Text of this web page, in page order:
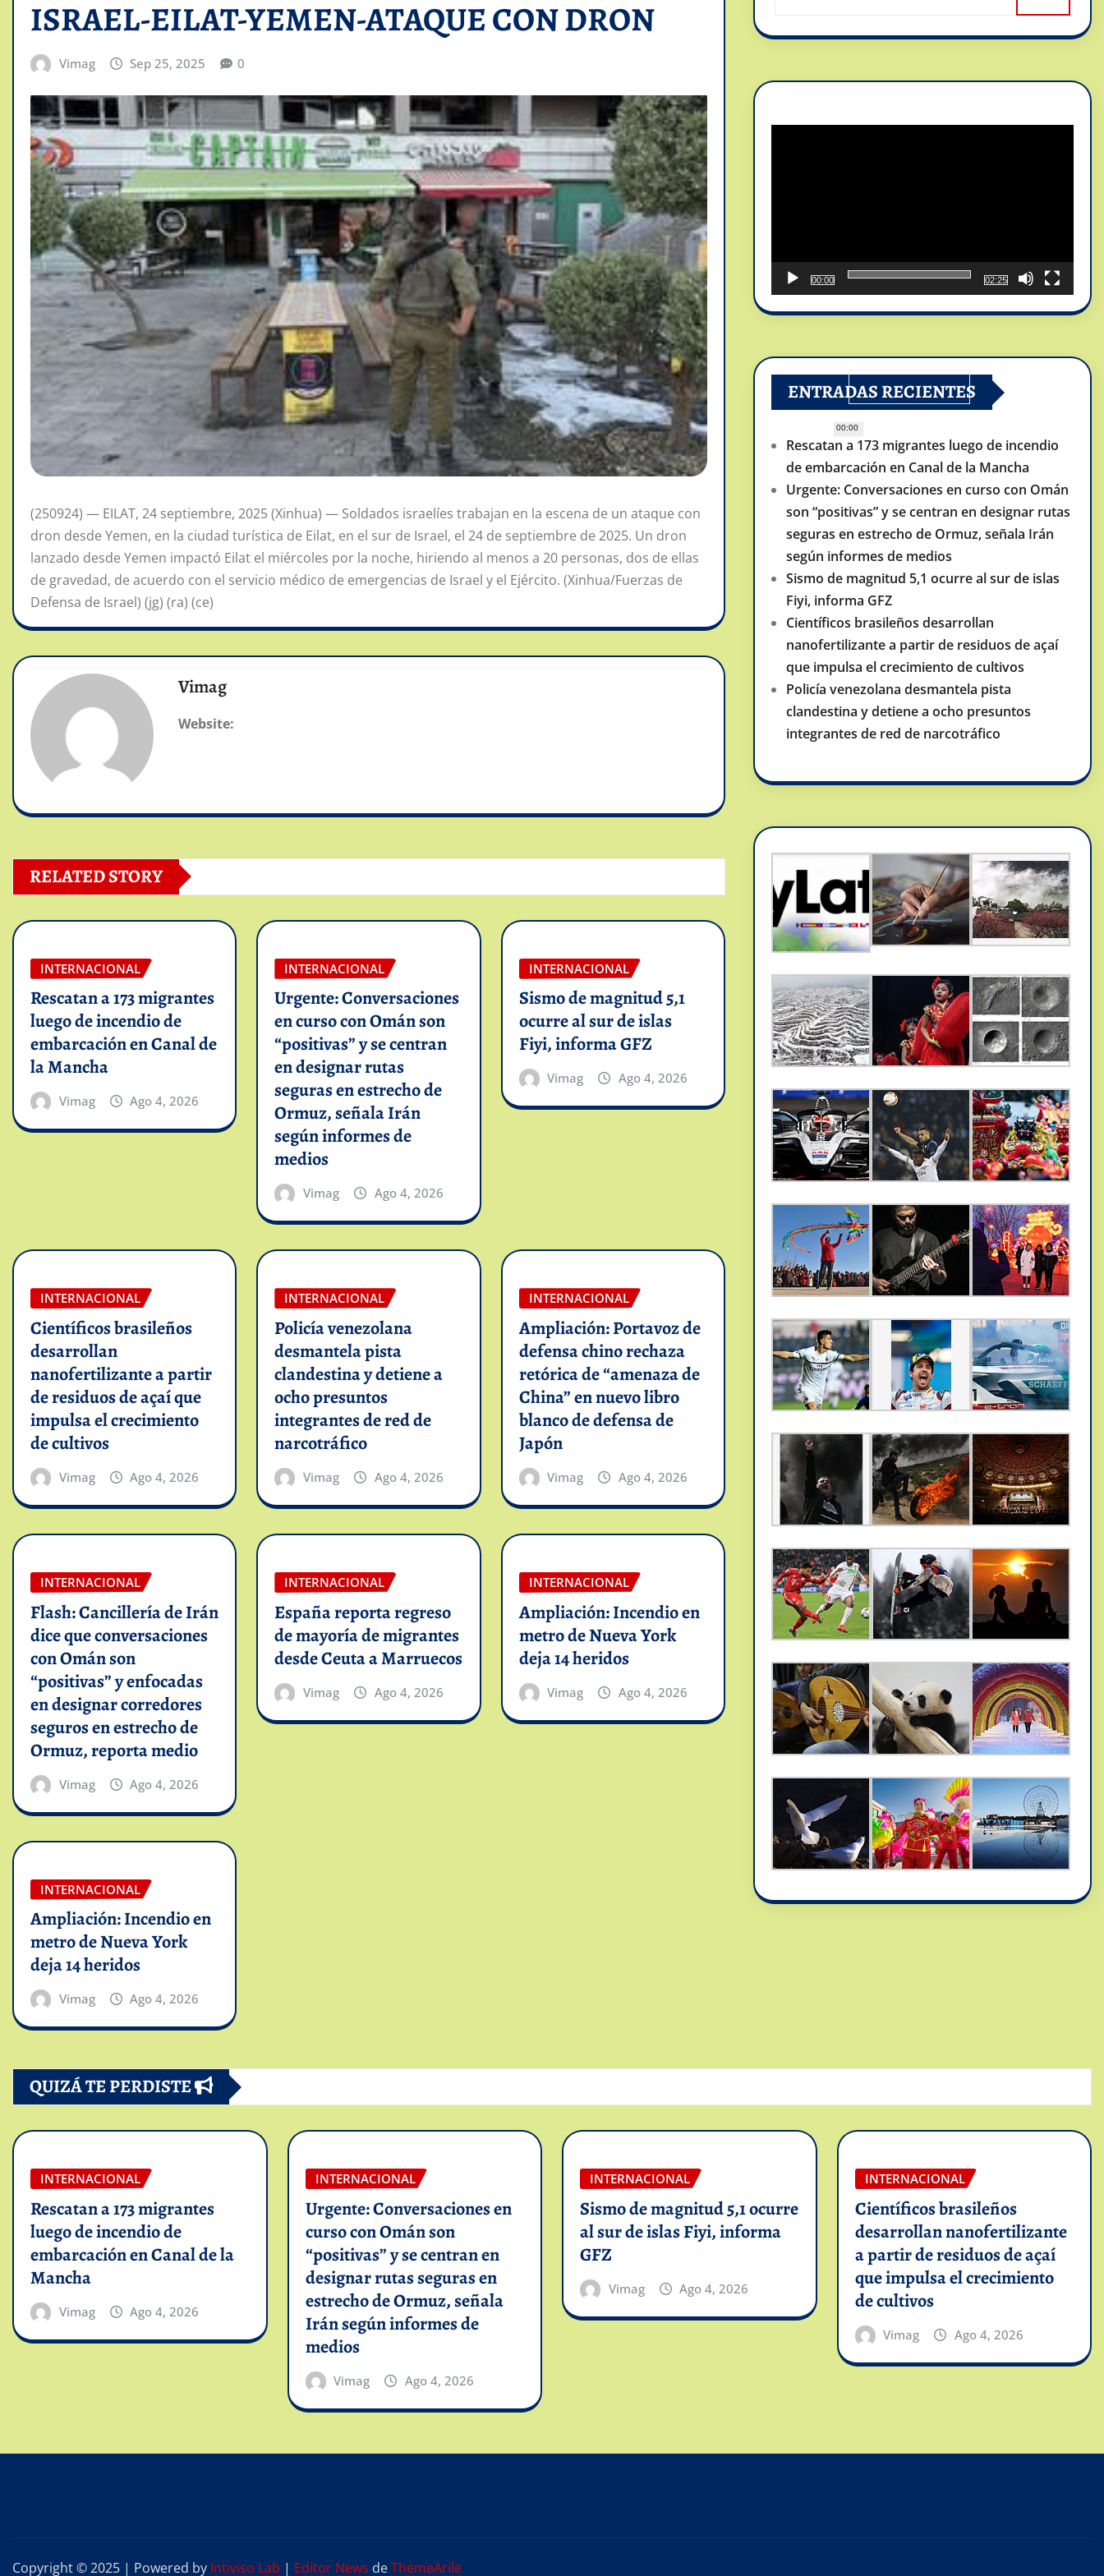
ISRAEL-EILAT-YEMEN-ATAQUE CON DRON
Vimag Sep 25, 2025 0
(250924) — EILAT, 24 septiembre, 2025 (Xinhua) — Soldados israelíes trabajan en la escena de un ataque con
dron desde Yemen, en la ciudad turística de Eilat, en el sur de Israel, el 24 de septiembre de 2025. Un dron
lanzado desde Yemen impactó Eilat el miércoles por la noche, hiriendo al menos a 20 personas, dos de ellas
de gravedad, de acuerdo con el servicio médico de emergencias de Israel y el Ejército. (Xinhua/Fuerzas de
Defensa de Israel) (jg) (ra) (ce)
Vimag
Website:
RELATED STORY
INTERNACIONAL
Rescatan a 173 migrantes
luego de incendio de
embarcación en Canal de
la Mancha
Vimag Ago 4, 2026
INTERNACIONAL
Urgente: Conversaciones
en curso con Omán son
“positivas” y se centran
en designar rutas
seguras en estrecho de
Ormuz, señala Irán
según informes de
medios
Vimag Ago 4, 2026
INTERNACIONAL
Sismo de magnitud 5,1
ocurre al sur de islas
Fiyi, informa GFZ
Vimag Ago 4, 2026
INTERNACIONAL
Científicos brasileños
desarrollan
nanofertilizante a partir
de residuos de açaí que
impulsa el crecimiento
de cultivos
Vimag Ago 4, 2026
INTERNACIONAL
Policía venezolana
desmantela pista
clandestina y detiene a
ocho presuntos
integrantes de red de
narcotráfico
Vimag Ago 4, 2026
INTERNACIONAL
Ampliación: Portavoz de
defensa chino rechaza
retórica de “amenaza de
China” en nuevo libro
blanco de defensa de
Japón
Vimag Ago 4, 2026
INTERNACIONAL
Flash: Cancillería de Irán
dice que conversaciones
con Omán son
“positivas” y enfocadas
en designar corredores
seguros en estrecho de
Ormuz, reporta medio
Vimag Ago 4, 2026
INTERNACIONAL
España reporta regreso
de mayoría de migrantes
desde Ceuta a Marruecos
Vimag Ago 4, 2026
INTERNACIONAL
Ampliación: Incendio en
metro de Nueva York
deja 14 heridos
Vimag Ago 4, 2026
INTERNACIONAL
Ampliación: Incendio en
metro de Nueva York
deja 14 heridos
Vimag Ago 4, 2026
00:00
00:00
02:25
ENTRADAS RECIENTES
Rescatan a 173 migrantes luego de incendio
de embarcación en Canal de la Mancha
Urgente: Conversaciones en curso con Omán
son “positivas” y se centran en designar rutas
seguras en estrecho de Ormuz, señala Irán
según informes de medios
Sismo de magnitud 5,1 ocurre al sur de islas
Fiyi, informa GFZ
Científicos brasileños desarrollan
nanofertilizante a partir de residuos de açaí
que impulsa el crecimiento de cultivos
Policía venezolana desmantela pista
clandestina y detiene a ocho presuntos
integrantes de red de narcotráfico
QUIZÁ TE PERDISTE
INTERNACIONAL
Rescatan a 173 migrantes
luego de incendio de
embarcación en Canal de la
Mancha
Vimag Ago 4, 2026
INTERNACIONAL
Urgente: Conversaciones en
curso con Omán son
“positivas” y se centran en
designar rutas seguras en
estrecho de Ormuz, señala
Irán según informes de
medios
Vimag Ago 4, 2026
INTERNACIONAL
Sismo de magnitud 5,1 ocurre
al sur de islas Fiyi, informa
GFZ
Vimag Ago 4, 2026
INTERNACIONAL
Científicos brasileños
desarrollan nanofertilizante
a partir de residuos de açaí
que impulsa el crecimiento
de cultivos
Vimag Ago 4, 2026
Copyright © 2025 | Powered by Intiviso Lab | Editor News deThemeArile